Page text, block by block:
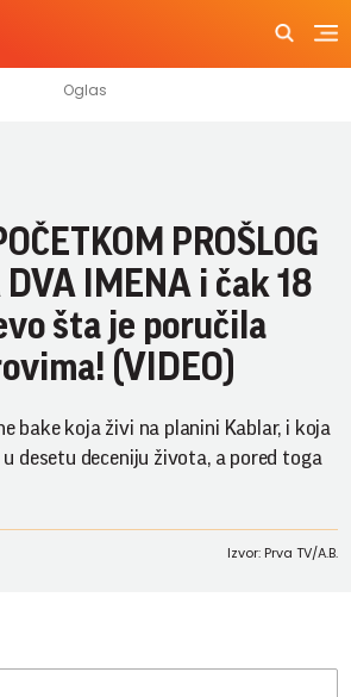
PROŠLOG
IMENA i čak 18
šta je poručila
(VIDEO)
bake koja živi na planini Kablar, i koja
desetu deceniju života, a pored toga
Izvor: Prva TV/A.B.